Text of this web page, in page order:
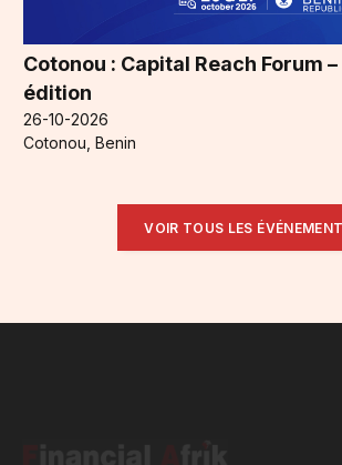
Cotonou : Capital Reach Forum
édition
26-10-2026
Cotonou, Benin
VOIR TOUS LES